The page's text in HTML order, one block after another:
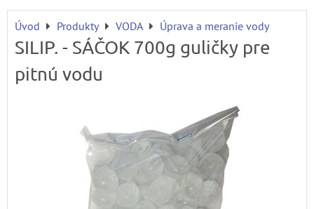
Úvod Produkty VODA Úprava a meranie vody
SILIP. - SÁČOK 700g guličky pre
pitnú vodu